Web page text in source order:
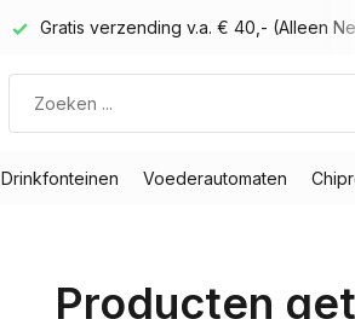
Gratis verzending v.a. € 40,- (Alleen
Drinkfonteinen Voederautomaten
Producten